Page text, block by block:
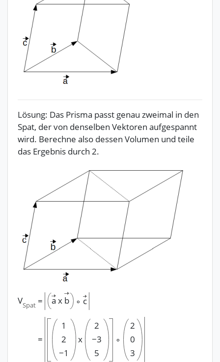
Lösung: Das Prisma passt genau zweimal in den
Spat, der von denselben Vektoren aufgespannt
wird. Berechne also dessen Volumen und teile
das Ergebnis durch 2.
VSpat = a x b ∘ c
=
1
2
−1
x
2
−3
5
∘
2
0
3